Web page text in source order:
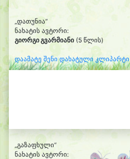
„დათუნია“
ნახატის ავტორი:
გიორგი გვარმიანი (5 წლის)
დაამატე შენი დახატული კლიპარტი
„გაზაფხული“
ნახატის ავტორი: